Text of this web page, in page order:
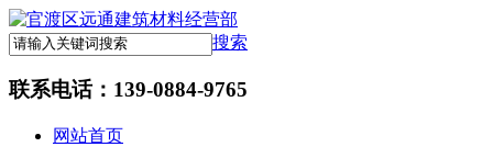
搜索
联系电话： 139-0884-9765
网站首页